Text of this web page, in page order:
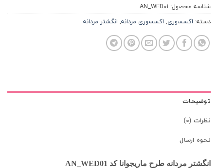
شناسه محصول: AN_WED01
دسته: اکسسوری,اکسسوری مردانه,انگشتر مردانه
توضیحات
نظرات (0)
نحوه ارسال
انگشتر مردانه طرح ماریجوانا کد AN_WED01